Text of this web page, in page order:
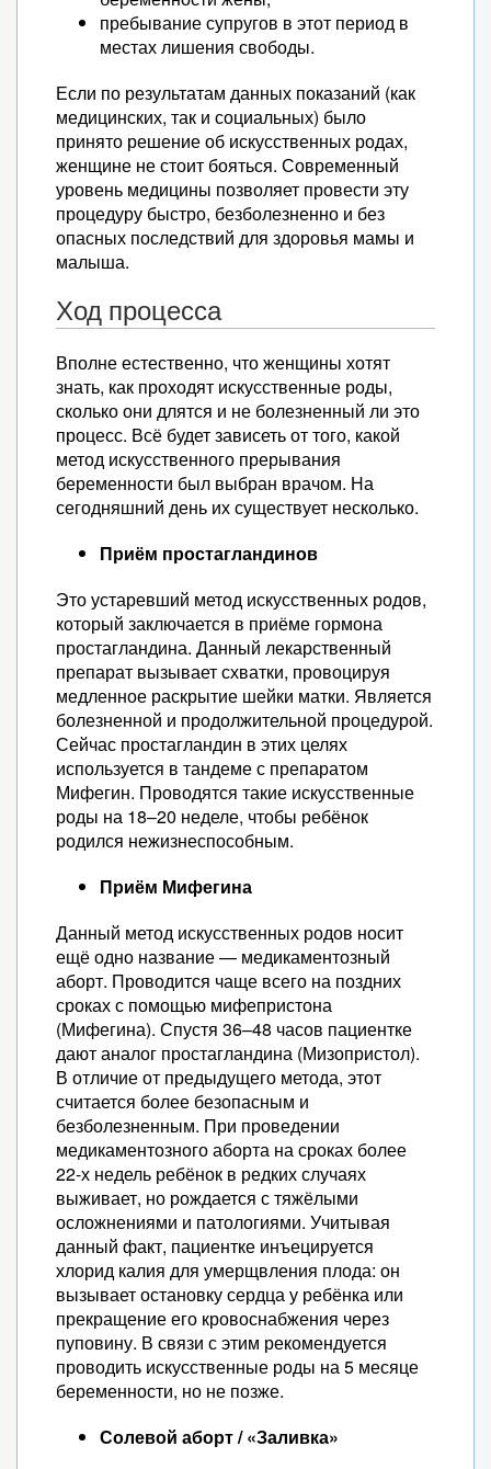
пребывание супругов в этот период в
местах лишения свободы.
Если по результатам данных показаний (как
медицинских, так и социальных) было
принято решение об искусственных родах,
женщине не стоит бояться. Современный
уровень медицины позволяет провести эту
процедуру быстро, безболезненно и без
опасных последствий для здоровья мамы и
малыша.
Ход процесса
Вполне естественно, что женщины хотят
знать, как проходят искусственные роды,
сколько они длятся и не болезненный ли это
процесс. Всё будет зависеть от того, какой
метод искусственного прерывания
беременности был выбран врачом. На
сегодняшний день их существует несколько.
Приём простагландинов
Это устаревший метод искусственных родов,
который заключается в приёме гормона
простагландина. Данный лекарственный
препарат вызывает схватки, провоцируя
медленное раскрытие шейки матки. Является
болезненной и продолжительной процедурой.
Сейчас простагландин в этих целях
используется в тандеме с препаратом
Мифегин. Проводятся такие искусственные
роды на 18–20 неделе, чтобы ребёнок
родился нежизнеспособным.
Приём Мифегина
Данный метод искусственных родов носит
ещё одно название — медикаментозный
аборт. Проводится чаще всего на поздних
сроках с помощью мифепристона
(Мифегина). Спустя 36–48 часов пациентке
дают аналог простагландина (Мизопристол).
В отличие от предыдущего метода, этот
считается более безопасным и
безболезненным. При проведении
медикаментозного аборта на сроках более
22-х недель ребёнок в редких случаях
выживает, но рождается с тяжёлыми
осложнениями и патологиями. Учитывая
данный факт, пациентке инъецируется
хлорид калия для умерщвления плода: он
вызывает остановку сердца у ребёнка или
прекращение его кровоснабжения через
пуповину. В связи с этим рекомендуется
проводить искусственные роды на 5 месяце
беременности, но не позже.
Солевой аборт / «Заливка»